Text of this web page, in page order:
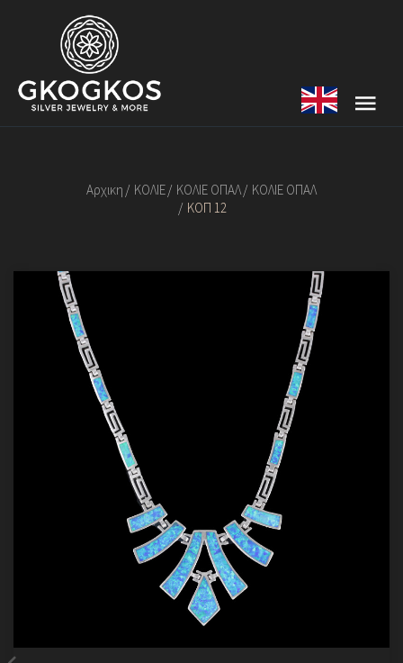
Αρχικη ΚΟΛΙΕ ΚΟΛΙΕ ΟΠΑΛ
ΚΟΛΙΕ ΟΠΑΛ
ΚΟΠ 12